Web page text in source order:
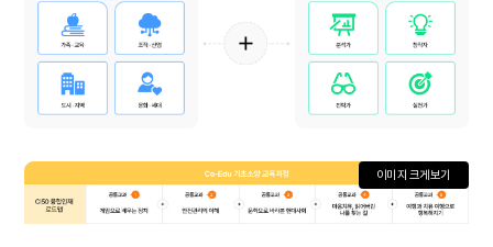
이미지 크게보기